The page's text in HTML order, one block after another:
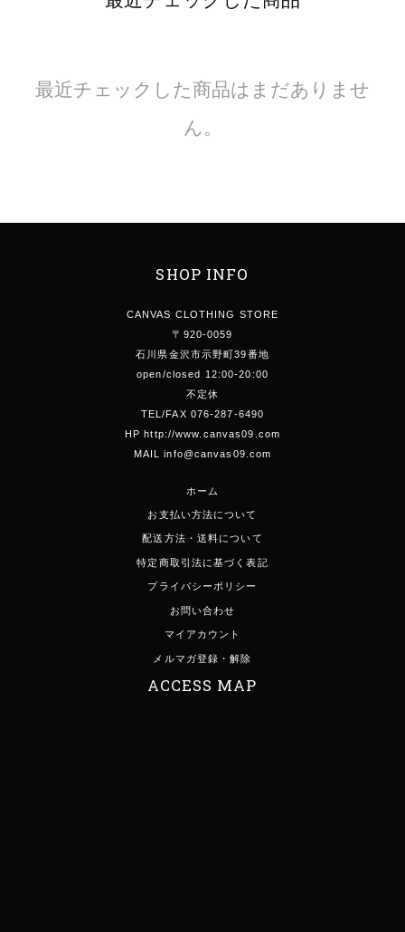
最近チェックした商品はまだありませ
ん。
SHOP INFO
CANVAS CLOTHING STORE
〒920-0059
石川県金沢市示野町39番地
open/closed 12:00-20:00
不定休
TEL/FAX 076-287-6490
HP http://www.canvas09.com
MAIL info@canvas09.com
ホーム
お支払い方法について
配送方法・送料について
特定商取引法に基づく表記
プライバシーポリシー
お問い合わせ
マイアカウント
メルマガ登録・解除
ACCESS MAP